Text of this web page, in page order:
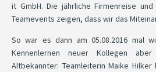
it GmbH. Die jährliche Firmenreise
Teamevents zeigen, dass wir das
So war es dann am 05.08.2016 mal
Kennenlernen neuer Kollegen
Altbekannter: Teamleiterin Maike